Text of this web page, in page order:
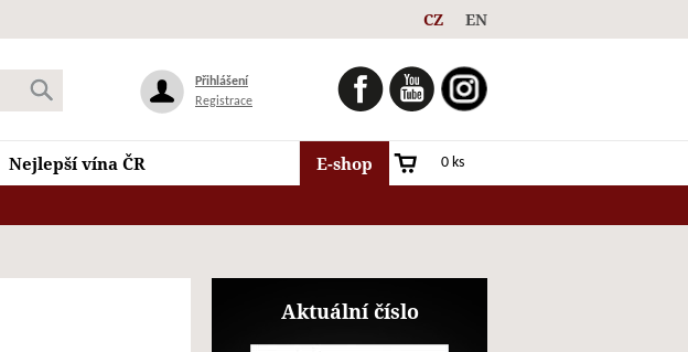
Nejlepší vína ČR E-shop 0 ks
Aktuální číslo
EN
CZ
Přihlášení
Registrace
FACEBOOKYOUTUBEINSTAGRAM